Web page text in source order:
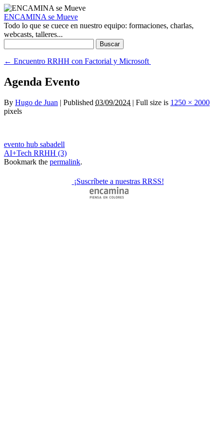
ENCAMINA se Mueve
Todo lo que se cuece en nuestro equipo: formaciones, charlas,
webcasts, talleres...
← Encuentro RRHH con Factorial y Microsoft
Agenda Evento
By Hugo de Juan | Published 03/09/2024 | Full size is 1250 × 2000
pixels
evento hub sabadell
AI+Tech RRHH (3)
Bookmark the permalink.
¡Suscríbete a nuestras RRSS!